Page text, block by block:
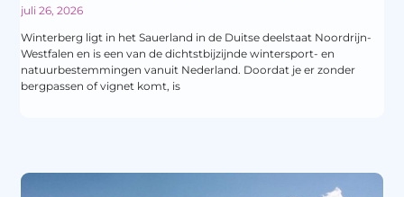
juli 26, 2026
Winterberg ligt in het Sauerland in de Duitse deelstaat Noordrijn-
Westfalen en is een van de dichtstbijzijnde wintersport- en
natuurbestemmingen vanuit Nederland. Doordat je er zonder
bergpassen of vignet komt, is